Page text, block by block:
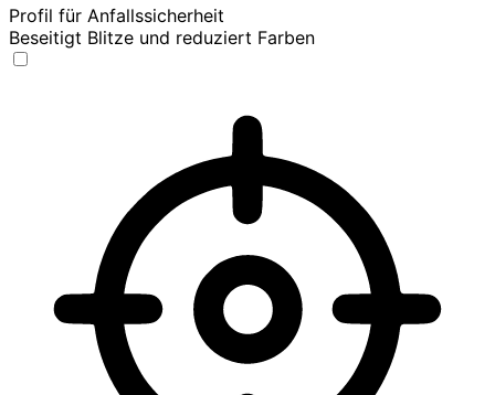
Profil für Anfallssicherheit
Beseitigt Blitze und reduziert Farben